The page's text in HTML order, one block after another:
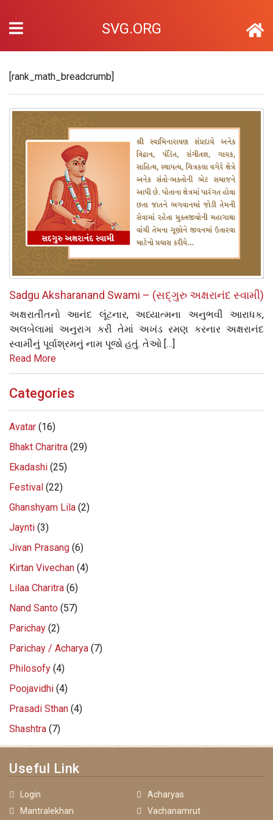
SVG.ORG
[rank_math_breadcrumb]
Sadgu Aksharanand Swami – (સદ્‌ગુરુ અક્ષરાનંદ સ્વામી)
અક્ષરાતીતનો આનંદ લૂંટનાર, અધ્યાત્મના અનુભવી આરાધક,
અલબેલામાં અનુરાગ કરી તેમાં અખંડ રમણ કરનાર અક્ષરાનંદ
સ્વામીનું પૂર્વાશ્રમનું નામ પૂજો હતું. તેઓ […]
Read More
Categories
Avatar (16)
Bhakt Charitra (29)
Ekadashi (25)
Festival (22)
Ghanshyam Lila (2)
Jaynti (3)
Jivan Prasang (6)
Kirtan Vivechan (4)
Lilaa Charitra (6)
Nand Santo (57)
Parichay (2)
Parichay / Acharya (7)
Philosofy (4)
Poojavidhi (4)
Prasadi Sthan (4)
Shashtra (7)
Useful Link
Login
Acharyas
Mantralekhan
Vachanamrut